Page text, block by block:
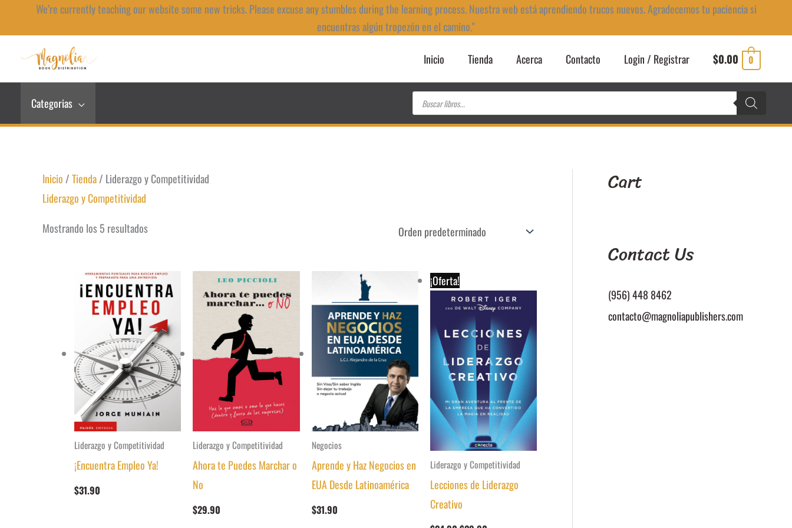
We’re currently teaching our website some new tricks. Please excuse any stumbles during the learning process. Nuestra web está aprendiendo trucos nuevos. Agradecemos tu paciencia si
encuentras algún tropezón en el camino."
Inicio Tienda Acerca Contacto Login / Registrar $0.00 0
Categorias Búsqueda
productos
Inicio /Tienda/ Liderazgo y Competitividad
Liderazgo y Competitividad
Mostrando los 5 resultados
Liderazgo y Competitividad
¡Encuentra Empleo Ya!
$31.90
Liderazgo y Competitividad
Ahora te Puedes Marchar o
No
$29.90
Negocios
Aprende y Haz Negocios en
EUA Desde Latinoamérica
$31.90
¡Oferta!
Liderazgo y Competitividad
Lecciones de Liderazgo
Creativo
El
El
Cart
Contact Us
(956) 448 8462
contacto@magnoliapublishers.com